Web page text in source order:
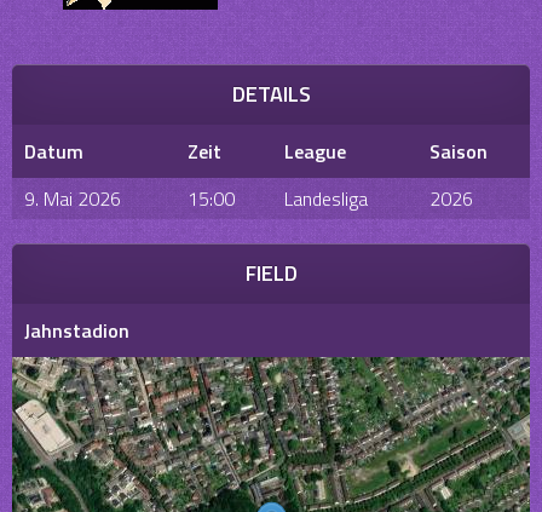
DETAILS
Datum Zeit League
Saison
9. Mai 2026
15:00 Landesliga 2026
FIELD
Jahnstadion